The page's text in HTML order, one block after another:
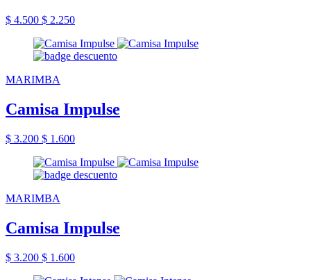
$ 4.500 $ 2.250
MARIMBA
Camisa Impulse
$ 3.200 $ 1.600
MARIMBA
Camisa Impulse
$ 3.200 $ 1.600